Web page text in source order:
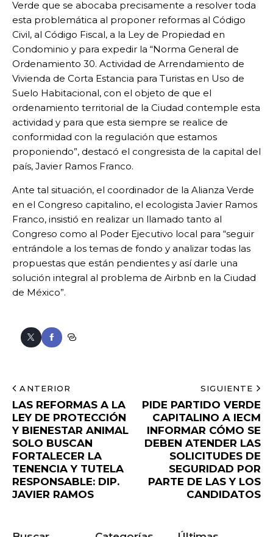
Verde que se abocaba precisamente a resolver toda
esta problemática al proponer reformas al Código
Civil, al Código Fiscal, a la Ley de Propiedad en
Condominio y para expedir la “Norma General de
Ordenamiento 30. Actividad de Arrendamiento de
Vivienda de Corta Estancia para Turistas en Uso de
Suelo Habitacional, con el objeto de que el
ordenamiento territorial de la Ciudad contemple esta
actividad y para que esta siempre se realice de
conformidad con la regulación que estamos
proponiendo”, destacó el congresista de la capital del
país, Javier Ramos Franco.
Ante tal situación, el coordinador de la Alianza Verde
en el Congreso capitalino, el ecologista Javier Ramos
Franco, insistió en realizar un llamado tanto al
Congreso como al Poder Ejecutivo local para “seguir
entrándole a los temas de fondo y analizar todas las
propuestas que están pendientes y así darle una
solución integral al problema de Airbnb en la Ciudad
de México”.
ANTERIOR
LAS REFORMAS A LA
LEY DE PROTECCIÓN
Y BIENESTAR ANIMAL
SOLO BUSCAN
FORTALECER LA
TENENCIA Y TUTELA
RESPONSABLE: DIP.
JAVIER RAMOS
SIGUIENTE
PIDE PARTIDO VERDE
CAPITALINO A IECM
INFORMAR CÓMO SE
DEBEN ATENDER LAS
SOLICITUDES DE
SEGURIDAD POR
PARTE DE LAS Y LOS
CANDIDATOS